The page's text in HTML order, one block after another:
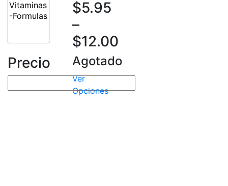
Precio
$5.95
–
$12.00
Agotado
Ver
Opciones